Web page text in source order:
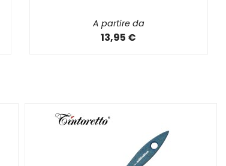
A partire da
13,95 €